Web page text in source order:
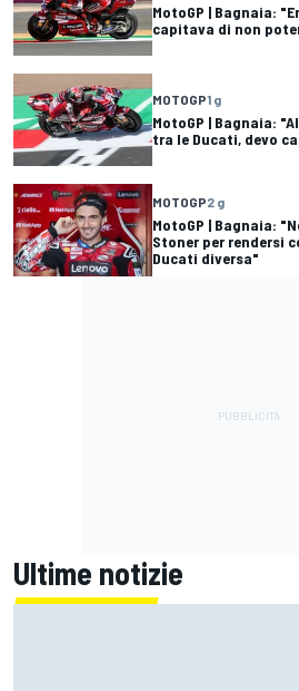
MotoGP | Bagnaia:
capitava di non
MOTOGP1 g
MotoGP | Bagnaia:
tra le Ducati, devo
MOTOGP2 g
MotoGP | Bagnaia:
Stoner per rendersi
Ducati diversa"
Ultime notizie